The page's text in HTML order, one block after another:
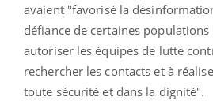
avaient "favorisé la
défiance de certaines
autoriser les équipes de lutte
rechercher les contacts et à
toute sécurité et dans la dignité".